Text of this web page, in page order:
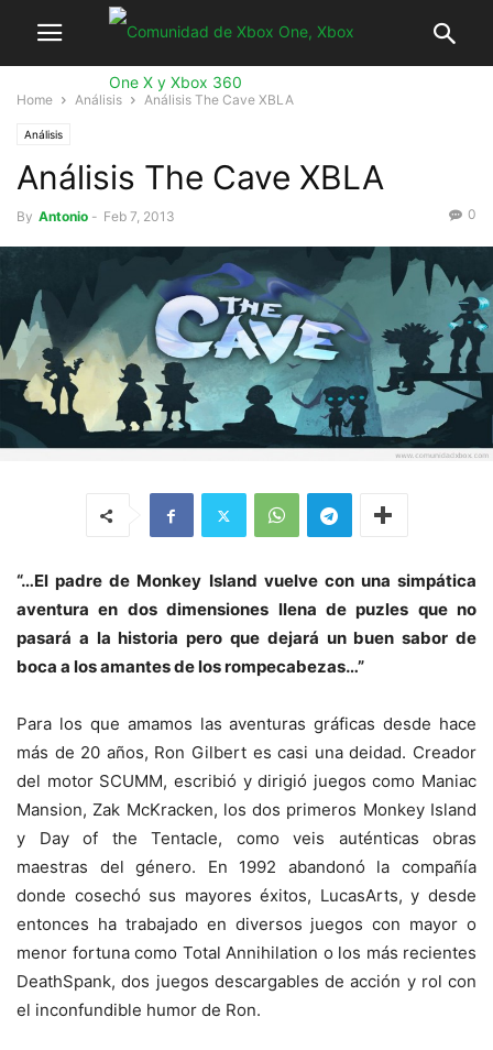
Home Análisis Análisis The Cave XBLA
Análisis
Análisis The Cave XBLA
By Antonio - Feb 7, 2013 0
“…El padre de Monkey Island vuelve con una simpática
aventura en dos dimensiones llena de puzles que no
pasará a la historia pero que dejará un buen sabor de
boca a los amantes de los rompecabezas…”
Para los que amamos las aventuras gráficas desde hace
más de 20 años, Ron Gilbert es casi una deidad. Creador
del motor SCUMM, escribió y dirigió juegos como Maniac
Mansion, Zak McKracken, los dos primeros Monkey Island
y Day of the Tentacle, como veis auténticas obras
maestras del género. En 1992 abandonó la compañía
donde cosechó sus mayores éxitos, LucasArts, y desde
entonces ha trabajado en diversos juegos con mayor o
menor fortuna como Total Annihilation o los más recientes
DeathSpank, dos juegos descargables de acción y rol con
el inconfundible humor de Ron.